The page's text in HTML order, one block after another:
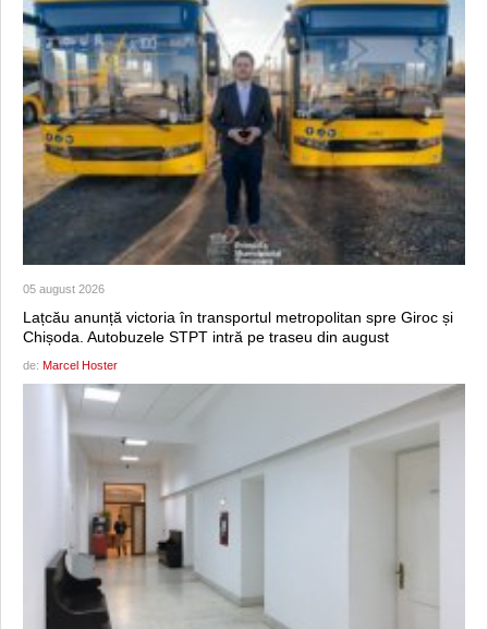
05 august 2026
Lațcău anunță victoria în transportul metropolitan spre Giroc și
Chișoda. Autobuzele STPT intră pe traseu din august
de: Marcel Hoster